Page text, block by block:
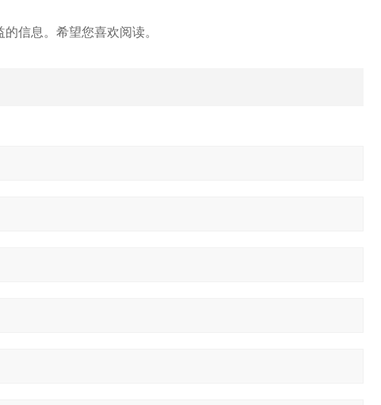
信息。希望您喜欢阅读。